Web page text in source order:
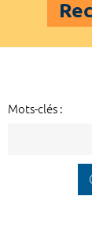
Mots-clés :